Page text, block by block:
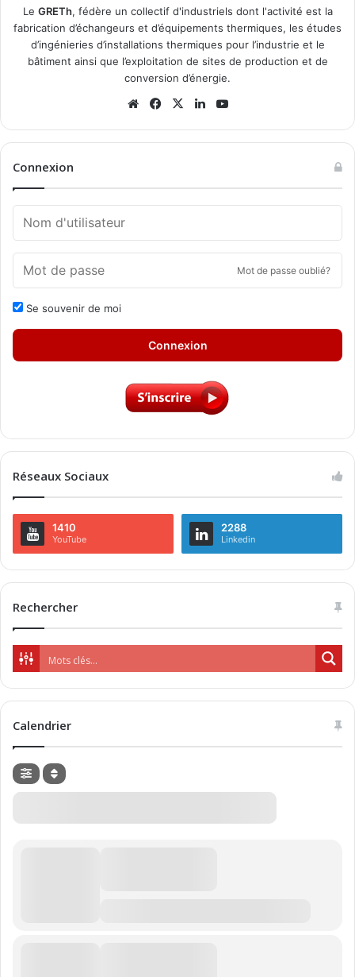
Le GRETh, fédère un collectif d'industriels dont l'activité est la
fabrication d’échangeurs et d’équipements thermiques, les études
d’ingénieries d’installations thermiques pour l’industrie et le
bâtiment ainsi que l’exploitation de sites de production et de
conversion d’énergie.
WebsiteFacebook
X Linkedin
Connexion
Mot de passe oublié?
Se souvenir de moi
Connexion
Réseaux Sociaux
1410
YouTube
2288
Linkedin
Rechercher
Calendrier